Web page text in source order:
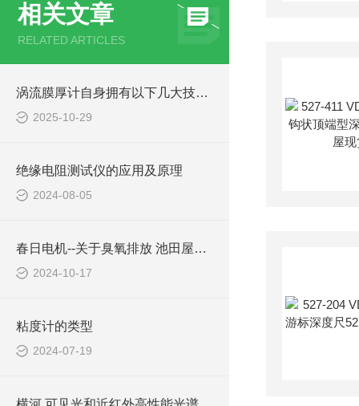
相关文章
RELATED ARTICLES
涡流膜厚计自身拥有以下几大技术特点
2025-10-29
绝缘电阻测试仪的应用及原理
2024-08-05
春日电机--关于臭氧排放 池田屋实业
2024-10-17
粘度计的类型
2024-07-19